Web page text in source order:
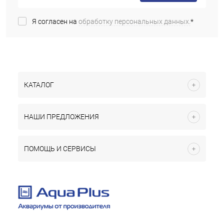
Я согласен на обработку персональных данных.*
КАТАЛОГ
НАШИ ПРЕДЛОЖЕНИЯ
ПОМОЩЬ И СЕРВИСЫ